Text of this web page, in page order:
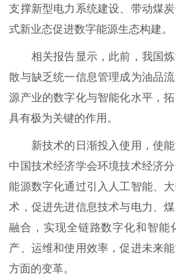
支撑新型电力系统建设、带动煤
式新业态促进数字能源生态构建。
相关报告显示，此前，我国炼
散与缺乏统一信息管理成为油品
源产业的数字化与智能化水平，
具有极为关键的作用。
新技术的日渐投入使用，使能
中国技术经济学会环境技术经济
能源数字化通过引入人工智能、
术，促进先进信息技术与电力、
融合，实现全链路数字化和智能
产、运维和使用效率，促进未来
方面的变革。